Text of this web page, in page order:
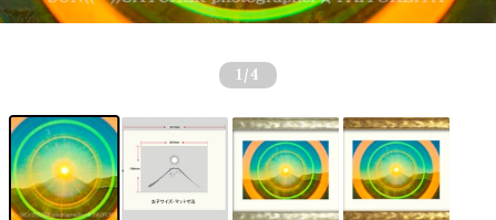
1 /4